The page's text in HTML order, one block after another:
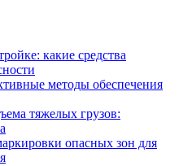
какие средства
методы обеспечения
тяжелых грузов:
опасных зон для